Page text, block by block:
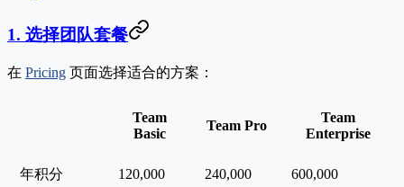
1. 选择团队套餐
在 Pricing 页面选择适合的方案：
Team
Basic
Team Pro
Team
Enterprise
年积分 120,000 240,000 600,000